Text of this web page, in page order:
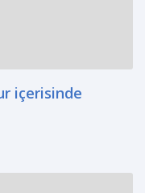
içerisinde